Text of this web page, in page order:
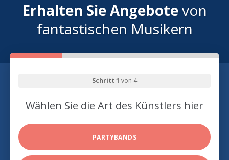
Erhalten Sie Angebotevon
fantastischen Musikern
Schritt 1 von 4
Wählen Sie die Art des Künstlers hier
PARTYBANDS